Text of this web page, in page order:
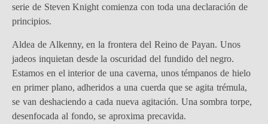
serie de Steven Knight comienza con toda una declaración de
principios.
Aldea de Alkenny, en la frontera del Reino de Payan. Unos
jadeos inquietan desde la oscuridad del fundido del negro.
Estamos en el interior de una caverna, unos témpanos de hielo
en primer plano, adheridos a una cuerda que se agita trémula,
se van deshaciendo a cada nueva agitación. Una sombra torpe,
desenfocada al fondo, se aproxima precavida.